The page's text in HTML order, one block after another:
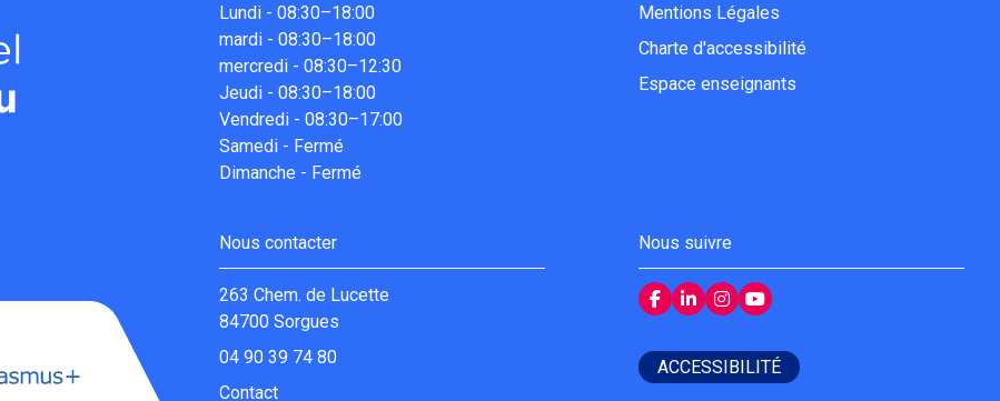
Lundi- 08:30–18:00
mardi- 08:30–18:00
mercredi- 08:30–12:30
Jeudi- 08:30–18:00
Vendredi- 08:30–17:00
Samedi- Fermé
Dimanche - Fermé
Mentions Légales
Charte d'accessibilité
Espace enseignants
Nous contacter
263 Chem. de Lucette
84700 Sorgues
04 90 39 74 80
Contact
Nous suivre
ACCESSIBILITÉ